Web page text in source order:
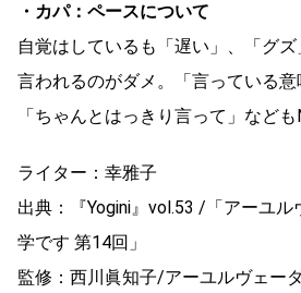
・カパ：ペースについて
自覚はしているも「遅い」、「グ
言われるのがダメ。「言っている意
「ちゃんとはっきり言って」なども
ライター：幸雅子
出典：『Yogini』vol.53 /「アーユ
学です 第14回」
監修：西川眞知子/アーユルヴェー